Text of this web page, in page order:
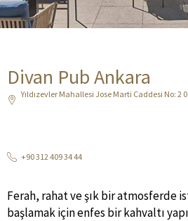
Divan Pub Ankara
Yıldızevler Mahallesi Jose Marti Caddesi No: 2
+90 312 409 34 44
Ferah, rahat ve şık bir atmosferde
başlamak için enfes bir kahvaltı